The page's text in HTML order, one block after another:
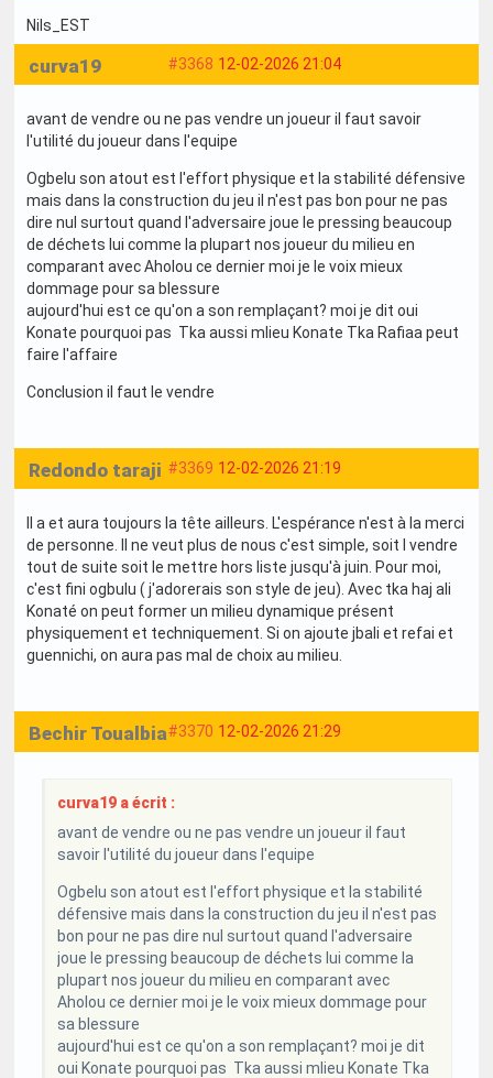
Nils_EST
#3368 12-02-2026 21:04
curva19
avant de vendre ou ne pas vendre un joueur il faut savoir
l'utilité du joueur dans l'equipe
Ogbelu son atout est l'effort physique et la stabilité défensive
mais dans la construction du jeu il n'est pas bon pour ne pas
dire nul surtout quand l'adversaire joue le pressing beaucoup
de déchets lui comme la plupart nos joueur du milieu en
comparant avec Aholou ce dernier moi je le voix mieux
dommage pour sa blessure
aujourd'hui est ce qu'on a son remplaçant? moi je dit oui
Konate pourquoi pas Tka aussi mlieu Konate Tka Rafiaa peut
faire l'affaire
Conclusion il faut le vendre
#3369 12-02-2026 21:19
Redondo taraji
Il a et aura toujours la tête ailleurs. L'espérance n'est à la merci
de personne. Il ne veut plus de nous c'est simple, soit l vendre
tout de suite soit le mettre hors liste jusqu'à juin. Pour moi,
c'est fini ogbulu ( j'adorerais son style de jeu). Avec tka haj ali
Konaté on peut former un milieu dynamique présent
physiquement et techniquement. Si on ajoute jbali et refai et
guennichi, on aura pas mal de choix au milieu.
#3370 12-02-2026 21:29
Bechir Toualbia
curva19 a écrit :
avant de vendre ou ne pas vendre un joueur il faut
savoir l'utilité du joueur dans l'equipe
Ogbelu son atout est l'effort physique et la stabilité
défensive mais dans la construction du jeu il n'est pas
bon pour ne pas dire nul surtout quand l'adversaire
joue le pressing beaucoup de déchets lui comme la
plupart nos joueur du milieu en comparant avec
Aholou ce dernier moi je le voix mieux dommage pour
sa blessure
aujourd'hui est ce qu'on a son remplaçant? moi je dit
oui Konate pourquoi pas Tka aussi mlieu Konate Tka